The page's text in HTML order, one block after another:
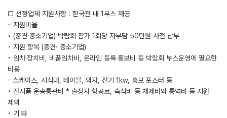
□ 선정업체 지원사항 : 한국관 내 1부스 제공
◦ 지원비율
• (중견·중소기업) 박람회 참가 1회당 자부담 50만원 사전 납부
◦ 지원 항목 (중견· 중소기업)
• 임차‧장치비, 비품임차비, 온라인 등록‧홍보비 등 박람회 부스운영에 필요한
비용
- 쇼케이스, 시식대, 테이블, 의자, 전기 1kw, 홍보 포스터 등
• 전시품 운송통관비 * 출장자 항공료, 숙식비 등 체제비와 통역비 등 지원
제외
◦ 기 타